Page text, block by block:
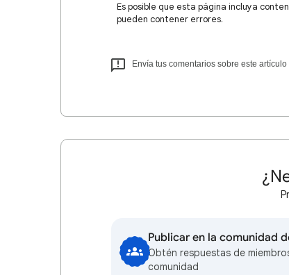
Es posible que esta página incluya
pueden contener errores.
Envía tus comentarios sobre este artículo
Publicar en la comunidad
Obtén respuestas de
comunidad